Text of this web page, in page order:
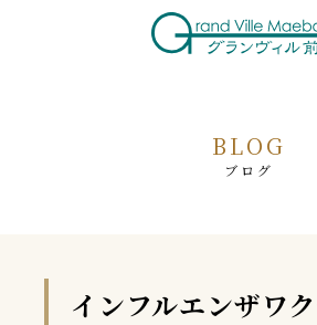
BLOG
ブログ
インフルエンザワ